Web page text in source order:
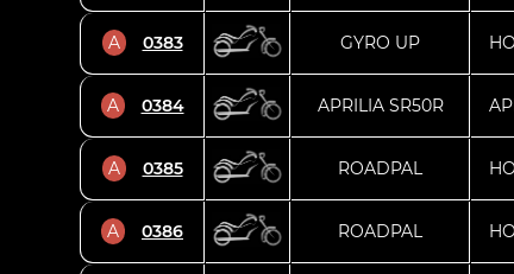
A 0383 GYRO UP
A 0384 APRILIA SR50R
A 0385 ROADPAL
A 0386 ROADPAL